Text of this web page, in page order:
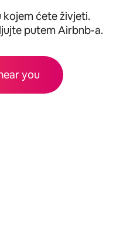
kojem ćete živjeti.
putem Airbnb-a.
you